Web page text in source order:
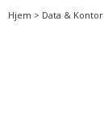
Hjem > Data & Kontor